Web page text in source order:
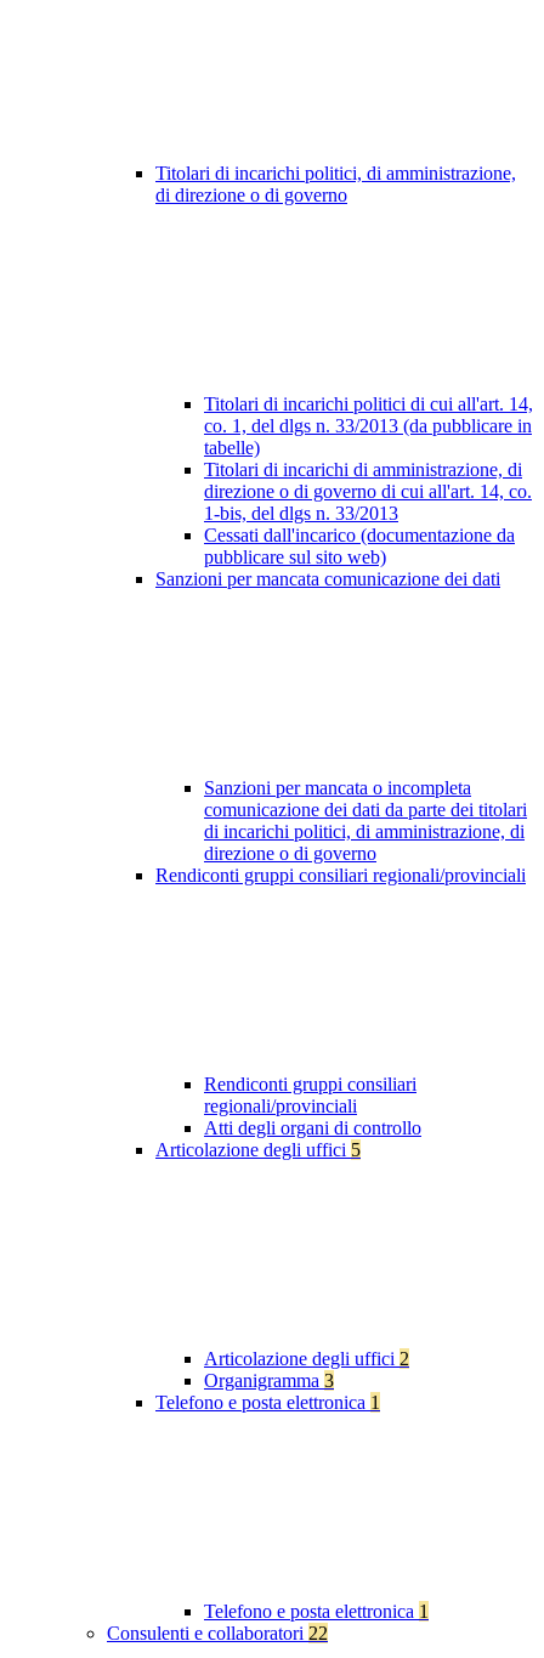
Titolari di incarichi politici, di amministrazione,
di direzione o di governo
Titolari di incarichi politici di cui all'art. 14,
co. 1, del dlgs n. 33/2013 (da pubblicare in
tabelle)
Titolari di incarichi di amministrazione, di
direzione o di governo di cui all'art. 14, co.
1-bis, del dlgs n. 33/2013
Cessati dall'incarico (documentazione da
pubblicare sul sito web)
Sanzioni per mancata comunicazione dei dati
Sanzioni per mancata o incompleta
comunicazione dei dati da parte dei titolari
di incarichi politici, di amministrazione, di
direzione o di governo
Rendiconti gruppi consiliari regionali/provinciali
Rendiconti gruppi consiliari
regionali/provinciali
Atti degli organi di controllo
Articolazione degli uffici 5
Articolazione degli uffici 2
Organigramma 3
Telefono e posta elettronica 1
Telefono e posta elettronica 1
Consulenti e collaboratori 22